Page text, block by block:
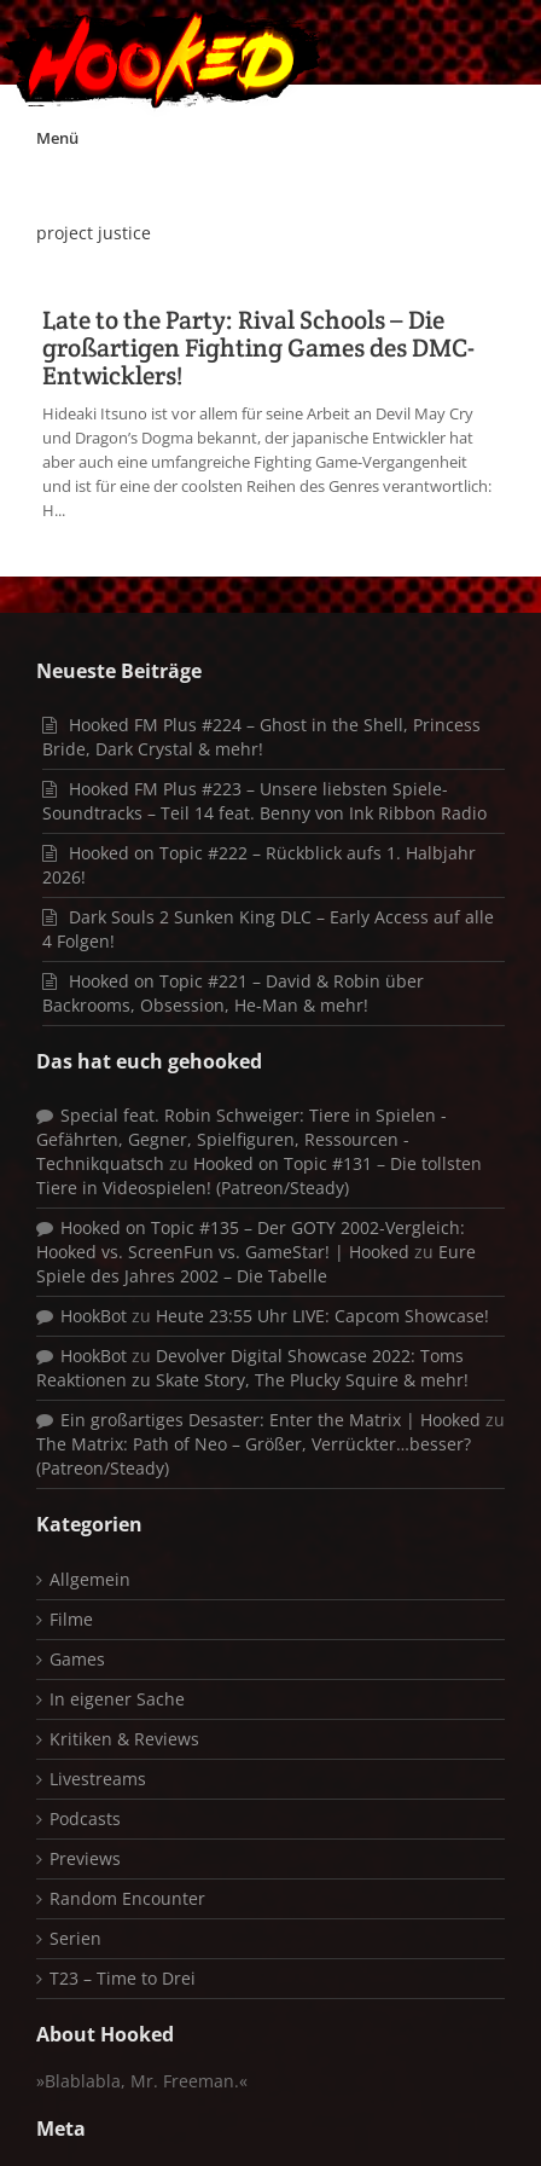
Skip
Menü
Impressum
Jobs
Discord
project justice
Late to the Party: Rival Schools – Die
großartigen Fighting Games des DMC-
Entwicklers!
Hideaki Itsuno ist vor allem für seine Arbeit an Devil May Cry
und Dragon’s Dogma bekannt, der japanische Entwickler hat
aber auch eine umfangreiche Fighting Game-Vergangenheit
und ist für eine der coolsten Reihen des Genres verantwortlich:
H...
Neueste Beiträge
Hooked FM Plus #224 – Ghost in the Shell, Princess
Bride, Dark Crystal & mehr!
Hooked FM Plus #223 – Unsere liebsten Spiele-
Soundtracks – Teil 14 feat. Benny von Ink Ribbon Radio
Hooked on Topic #222 – Rückblick aufs 1. Halbjahr
2026!
Dark Souls 2 Sunken King DLC – Early Access auf alle
4 Folgen!
Hooked on Topic #221 – David & Robin über
Backrooms, Obsession, He-Man & mehr!
Das hat euch gehooked
Special feat. Robin Schweiger: Tiere in Spielen -
Gefährten, Gegner, Spielfiguren, Ressourcen -
Technikquatsch zu Hooked on Topic #131 – Die tollsten
Tiere in Videospielen! (Patreon/Steady)
Hooked on Topic #135 – Der GOTY 2002-Vergleich:
Hooked vs. ScreenFun vs. GameStar! | Hooked zu Eure
Spiele des Jahres 2002 – Die Tabelle
HookBot zu Heute 23:55 Uhr LIVE: Capcom Showcase!
HookBot zu Devolver Digital Showcase 2022: Toms
Reaktionen zu Skate Story, The Plucky Squire & mehr!
Ein großartiges Desaster: Enter the Matrix | Hooked zu
The Matrix: Path of Neo – Größer, Verrückter…besser?
(Patreon/Steady)
Kategorien
Allgemein
Filme
Games
In eigener Sache
Kritiken & Reviews
Livestreams
Podcasts
Previews
Random Encounter
Serien
T23 – Time to Drei
About Hooked
»Blablabla, Mr. Freeman.«
Meta